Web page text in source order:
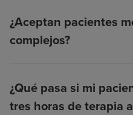
¿Aceptan pacientes
complejos?
¿Qué pasa si mi
tres horas de terapia